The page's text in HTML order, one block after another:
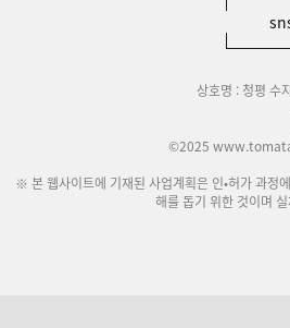
상호명 : 청평 수
©2025
※ 본 웹사이트에 기재된 사업계획은 인•허가 과정
해를 돕기 위한 것이며